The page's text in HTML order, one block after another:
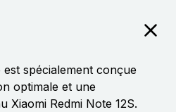
spécialement conçue
optimale et une
Xiaomi Redmi Note 12S.